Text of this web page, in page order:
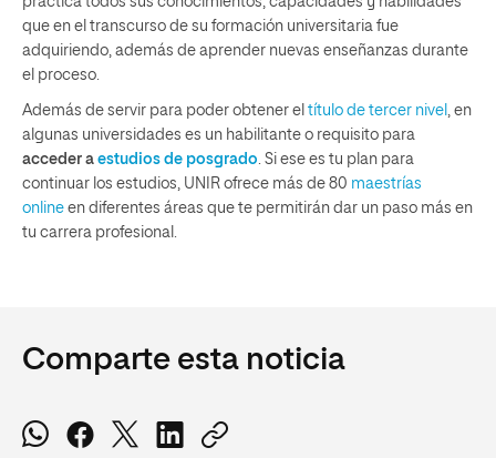
que en el transcurso de su formación universitaria fue
adquiriendo, además de aprender nuevas enseñanzas durante
el proceso.
Además de servir para poder obtener el título de tercer nivel
, en
algunas universidades es un habilitante o requisito para
acceder a estudios de posgrado . Si ese es tu plan para
continuar los estudios, UNIR ofrece más de 80 maestrías
online en diferentes áreas que te permitirán dar un paso más en
tu carrera profesional.
Comparte esta noticia